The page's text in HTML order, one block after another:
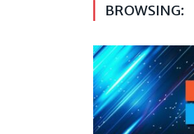
BROWSING: